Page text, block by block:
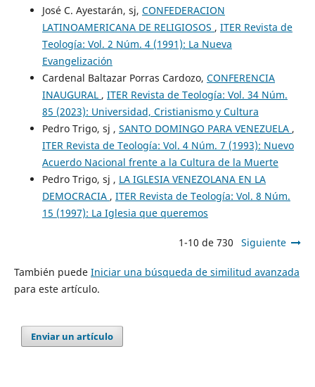
José C. Ayestarán, sj, CONFEDERACION
LATINOAMERICANA DE RELIGIOSOS , ITER Revista de
Teología: Vol. 2 Núm. 4 (1991): La Nueva
Evangelización
Cardenal Baltazar Porras Cardozo, CONFERENCIA
INAUGURAL , ITER Revista de Teología: Vol. 34 Núm.
85 (2023): Universidad, Cristianismo y Cultura
Pedro Trigo, sj , SANTO DOMINGO PARA VENEZUELA ,
ITER Revista de Teología: Vol. 4 Núm. 7 (1993): Nuevo
Acuerdo Nacional frente a la Cultura de la Muerte
Pedro Trigo, sj , LA IGLESIA VENEZOLANA EN LA
DEMOCRACIA , ITER Revista de Teología: Vol. 8 Núm.
15 (1997): La Iglesia que queremos
1-10 de 730 Siguiente
También puede Iniciar una búsqueda de similitud avanzada
para este artículo.
Enviar un artículo